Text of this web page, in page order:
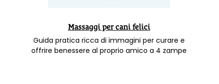
Massaggi per cani felici
Guida pratica ricca di immagini per curare e
offrire benessere al proprio amico a 4 zampe